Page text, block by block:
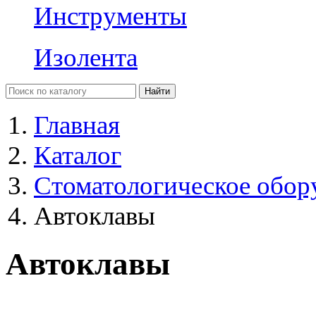
Инструменты
Изолента
Главная
Каталог
Стоматологическое
Автоклавы
Автоклавы